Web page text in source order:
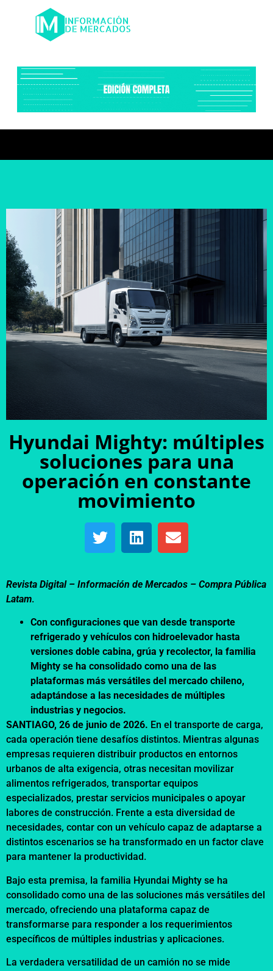
Hyundai Mighty: múltiples
soluciones para una
operación en constante
movimiento
Revista Digital – Información de Mercados – Compra Pública
Latam.
Con configuraciones que van desde transporte
refrigerado y vehículos con hidroelevador hasta
versiones doble cabina, grúa y recolector, la familia
Mighty se ha consolidado como una de las
plataformas más versátiles del mercado chileno,
adaptándose a las necesidades de múltiples
industrias y negocios.
SANTIAGO, 26 de junio de 2026. En el transporte de carga,
cada operación tiene desafíos distintos. Mientras algunas
empresas requieren distribuir productos en entornos
urbanos de alta exigencia, otras necesitan movilizar
alimentos refrigerados, transportar equipos
especializados, prestar servicios municipales o apoyar
labores de construcción. Frente a esta diversidad de
necesidades, contar con un vehículo capaz de adaptarse a
distintos escenarios se ha transformado en un factor clave
para mantener la productividad.
Bajo esta premisa, la familia Hyundai Mighty se ha
consolidado como una de las soluciones más versátiles del
mercado, ofreciendo una plataforma capaz de
transformarse para responder a los requerimientos
específicos de múltiples industrias y aplicaciones.
La verdadera versatilidad de un camión no se mide